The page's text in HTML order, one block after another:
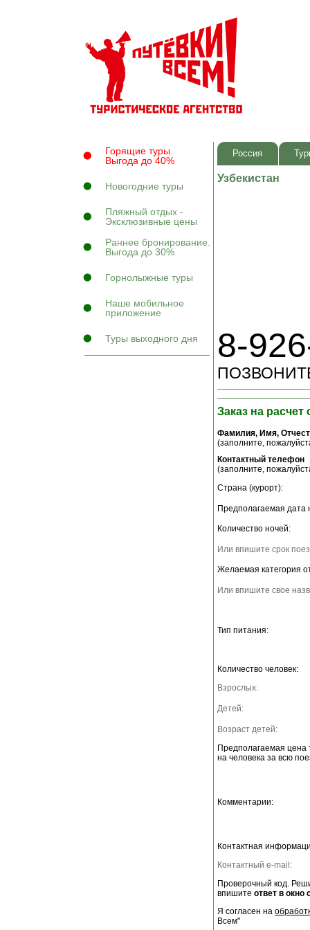
Горящие туры.
Выгода до 40%
Новогодние туры
Пляжный отдых -
Эксклюзивные цены
Раннее бронирование.
Выгода до 30%
Горнолыжные туры
Наше мобильное
приложение
Туры выходного дня
Россия
Узбекистан
8-
Заказ на расчет
Фамилия, Имя,
(заполните,
Контактный телефон
(заполните,
Страна (курорт):
Предполагаемая дата
Количество ночей:
Или впишите срок
Желаемая категория
Или впишите свое
Тип питания:
Количество человек:
Взрослых:
Детей:
Возраст детей:
Предполагаемая цена
на человека за всю
Комментарии:
Контактная
Контактный e-mail:
Проверочный код.
впишите ответ в окно
Я согласен на
Всем"